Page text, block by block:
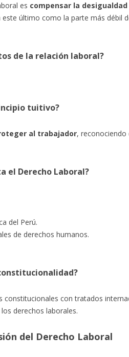
es compensar la
último como la parte más débil
de la relación laboral?
tuitivo?
al trabajador, reconociendo
el Derecho Laboral?
del Perú.
de derechos humanos.
constitucionales con tratados
derechos laborales.
del Derecho Laboral